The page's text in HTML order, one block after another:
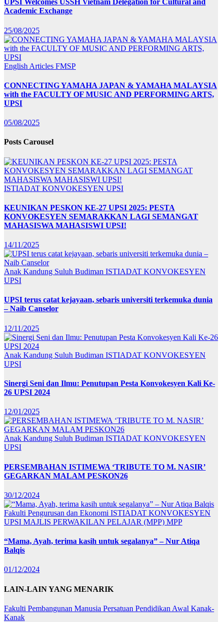
UPSI Welcomes USSH Vietnam Delegation for Cultural and
Academic Exchange
25/08/2025
English Articles FMSP
CONNECTING YAMAHA JAPAN & YAMAHA MALAYSIA
with the FACULTY OF MUSIC AND PERFORMING ARTS,
UPSI
05/08/2025
Posts Carousel
ISTIADAT KONVOKESYEN UPSI
KEUNIKAN PESKON KE-27 UPSI 2025: PESTA
KONVOKESYEN SEMARAKKAN LAGI SEMANGAT
MAHASISWA MAHASISWI UPSI!
14/11/2025
Anak Kandung Suluh Budiman ISTIADAT KONVOKESYEN
UPSI
UPSI terus catat kejayaan, sebaris universiti terkemuka dunia
– Naib Canselor
12/11/2025
Anak Kandung Suluh Budiman ISTIADAT KONVOKESYEN
UPSI
Sinergi Seni dan Ilmu: Penutupan Pesta Konvokesyen Kali Ke-
26 UPSI 2024
12/01/2025
Anak Kandung Suluh Budiman ISTIADAT KONVOKESYEN
UPSI
PERSEMBAHAN ISTIMEWA ‘TRIBUTE TO M. NASIR’
GEGARKAN MALAM PESKON26
30/12/2024
Fakulti Pengurusan dan Ekonomi ISTIADAT KONVOKESYEN
UPSI MAJLIS PERWAKILAN PELAJAR (MPP) MPP
“Mama, Ayah, terima kasih untuk segalanya” – Nur Atiqa
Balqis
01/12/2024
LAIN-LAIN YANG MENARIK
Fakulti Pembangunan Manusia Persatuan Pendidikan Awal Kanak-
Kanak